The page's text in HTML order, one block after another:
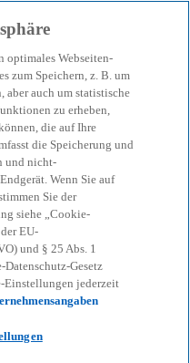
Schreiben
von
der
optimales Webseiten-
zum Speichern, z. B. um
aber auch um statistische
zu erheben,
die auf Ihre
die Speicherung und
und nicht-
Wenn Sie auf
Sie der
siehe „Cookie-
EU-
und § 25 Abs. 1
Gesetz
Einstellungen jederzeit